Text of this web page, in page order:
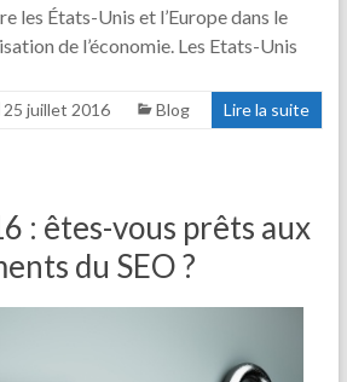
les États-Unis et l’Europe dans le
de l’économie. Les Etats-Unis
25 juillet 2016 Blog Lire la suite
: êtes-vous prêts aux
du SEO ?